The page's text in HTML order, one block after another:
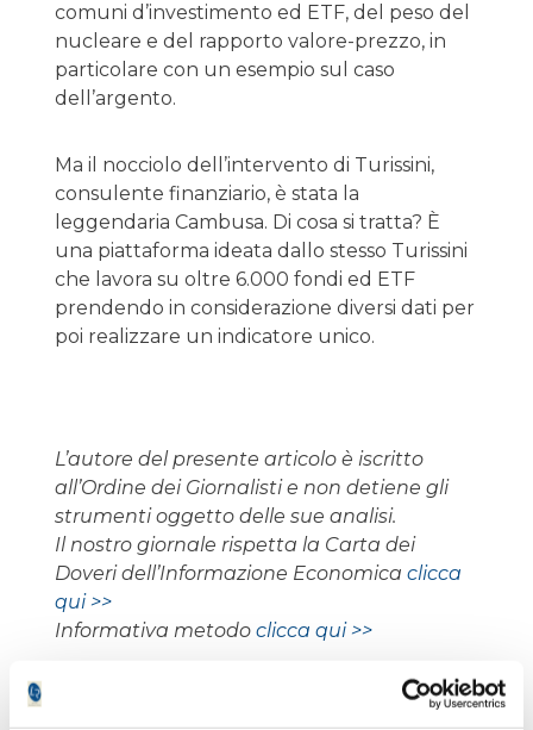
comuni d’investimento ed ETF, del peso del
nucleare e del rapporto valore-prezzo, in
particolare con un esempio sul caso
dell’argento.
Ma il nocciolo dell’intervento di Turissini,
consulente finanziario, è stata la
leggendaria Cambusa. Di cosa si tratta? È
una piattaforma ideata dallo stesso Turissini
che lavora su oltre 6.000 fondi ed ETF
prendendo in considerazione diversi dati per
poi realizzare un indicatore unico.
L’autore del presente articolo è iscritto
all’Ordine dei Giornalisti e non detiene gli
strumenti oggetto delle sue analisi.
Il nostro giornale rispetta la Carta dei
Doveri dell’Informazione Economica clicca
qui >>
Informativa metodo clicca qui >>